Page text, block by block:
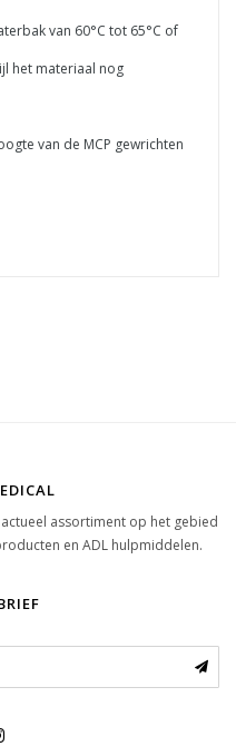
van 60°C tot 65°C of
het materiaal nog
van de MCP gewrichten
assortiment op het gebied
en ADL hulpmiddelen.